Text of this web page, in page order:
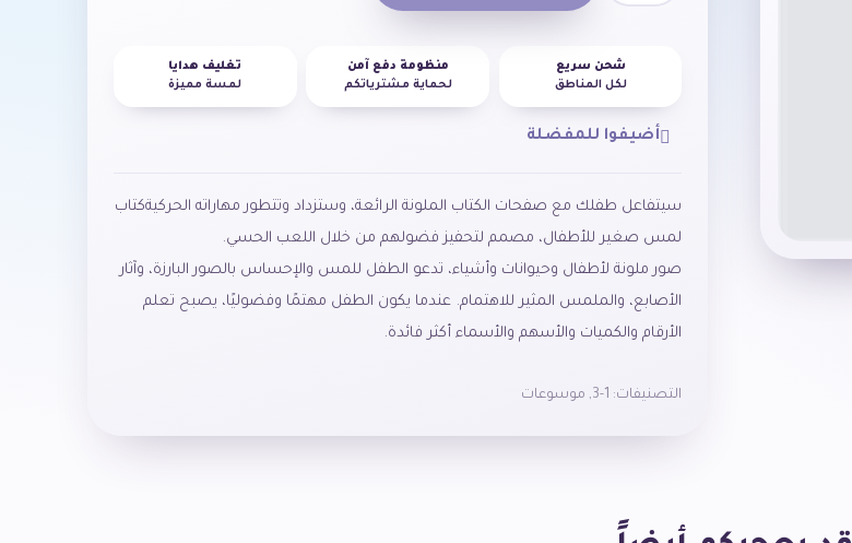
شحن سريع
لكل المناطق
منظومة دفع آمن
لحماية مشترياتكم
تغليف هدايا
لمسة مميزة
أضيفوا للمفضلة
سيتفاعل طفلك مع صفحات الكتاب الملونة الرائعة، وستزداد وتتطور مهاراته الحركيةكتاب
لمس صغير للأطفال، مصمم لتحفيز فضولهم من خلال اللعب الحسي.
صور ملونة لأطفال وحيوانات وأشياء، تدعو الطفل للمس والإحساس بالصور البارزة، وآثار
الأصابع، والملمس المثير للاهتمام. عندما يكون الطفل مهتمًا وفضوليًا، يصبح تعلم
الأرقام والكميات والأسهم والأسماء أكثر فائدة.
التصنيفات: 1-3
, موسوعات